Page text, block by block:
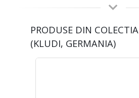
PRODUSE DIN COLECTIA
(KLUDI, GERMANIA)